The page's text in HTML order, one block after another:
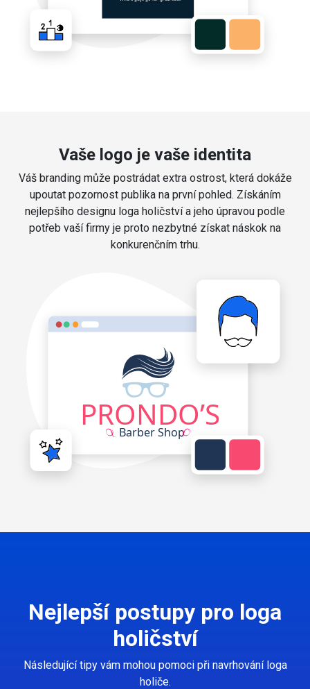
Vaše logo je vaše identita
Váš branding může postrádat extra ostrost, která dokáže
upoutat pozornost publika na první pohled. Získáním
nejlepšího designu loga holičství a jeho úpravou podle
potřeb vaší firmy je proto nezbytné získat náskok na
konkurenčním trhu.
Nejlepší postupy pro loga
holičství
Následující tipy vám mohou pomoci při navrhování loga
holiče.